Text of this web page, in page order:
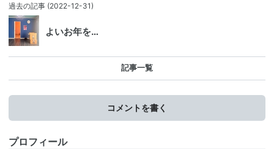
過去の記事 (2022-12-31)
よいお年を…
記事一覧
コメントを書く
プロフィール